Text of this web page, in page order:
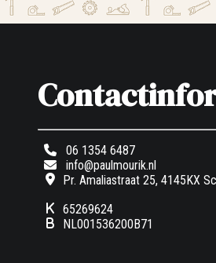
06 1354 6487
info@paulmourik.nl
Pr. Amaliastraat 25, 4145KX
65269624
NL001536200B71